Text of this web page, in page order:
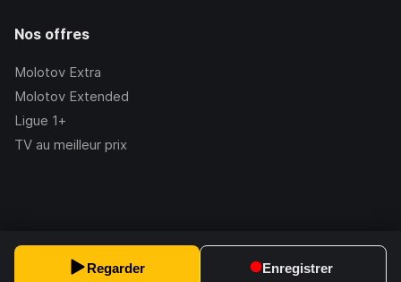
Regarder Enregistrer
Nos offres
Molotov Extra
Molotov Extended
Ligue 1+
TV au meilleur prix
2.228.1